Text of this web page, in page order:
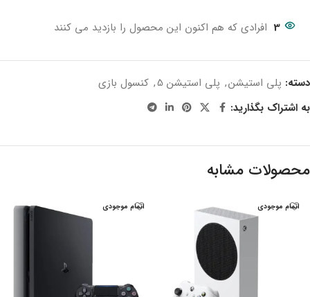
3 افرادی که هم اکنون این محصول را بازدید می کنند
دسته: پلی استیشن, پلی استیشن 5 , کنسول بازی
به اشتراک بگذارید:
محصولات مشابه
اتمام موجودی اتمام موجودی